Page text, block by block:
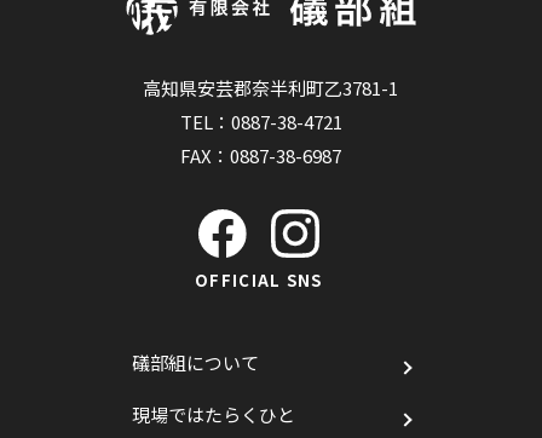
高知県安芸郡奈半利町乙3781-1
TEL：0887-38-4721
FAX：0887-38-6987
OFFICIAL SNS
礒部組について
現場ではたらくひと